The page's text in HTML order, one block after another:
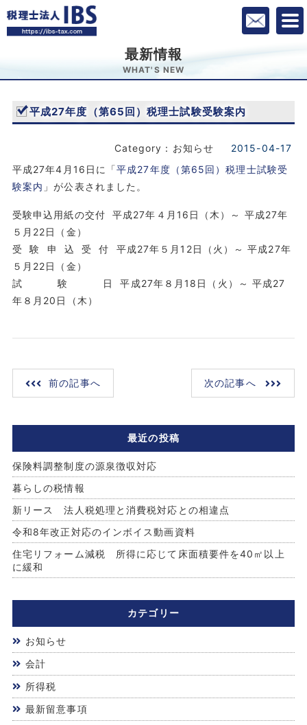
最新情報
WHAT'S NEW
平成27年度（第65回）税理士試験受験案内
Category：お知らせ
2015-04-17
平成27年4月16日に「平成27年度（第65回）税理士試験受
験案内 」が公表されました。
受験申込用紙の交付 平成27年４月16日（木）～ 平成27年
５月22日（金）
受 験 申 込 受 付 平成27年５月12日（火）～ 平成27年
５月22日（金）
試 験 日 平成27年８月18日（火）～ 平成27
年８月20日（木）
前の記事へ 次の記事へ
最近の投稿
保険料調整制度の源泉徴収対応
暮らしの税情報
新リース 法人税処理と消費税対応との相違点
令和8年改正対応のインボイス動画資料
住宅リフォーム減税 所得に応じて床面積要件を40㎡以上
に緩和
カテゴリー
お知らせ
会計
所得税
最新留意事項